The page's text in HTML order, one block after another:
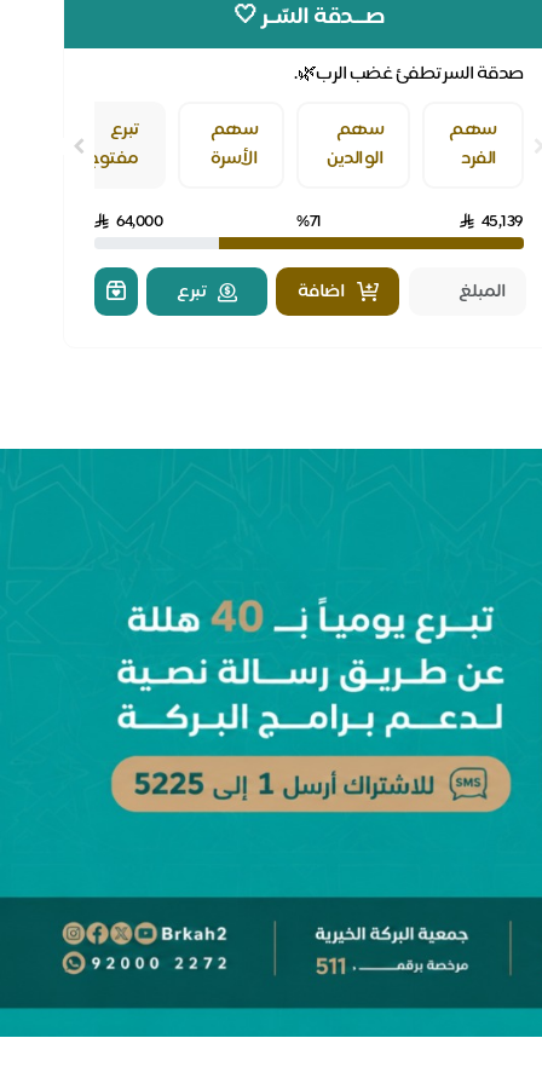
صـــدقة السّــر 🤍
صدقة السر تطفئ غضب الرب🌿.
سهم
الفرد
سهم
الوالدين
سهم
الأسرة
تبرع
مفتوح
45,139
%71
64,000
اضافة تبرع